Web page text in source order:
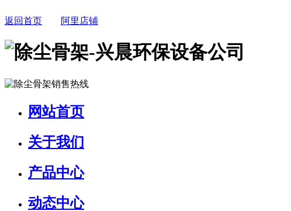
返回首页 阿里店铺
网站首页
关于我们
产品中心
动态中心